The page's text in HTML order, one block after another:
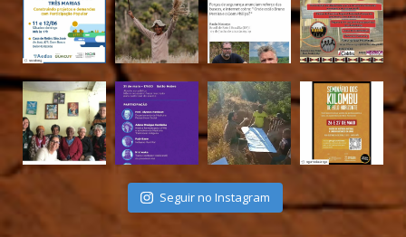
Seguir no Instagram